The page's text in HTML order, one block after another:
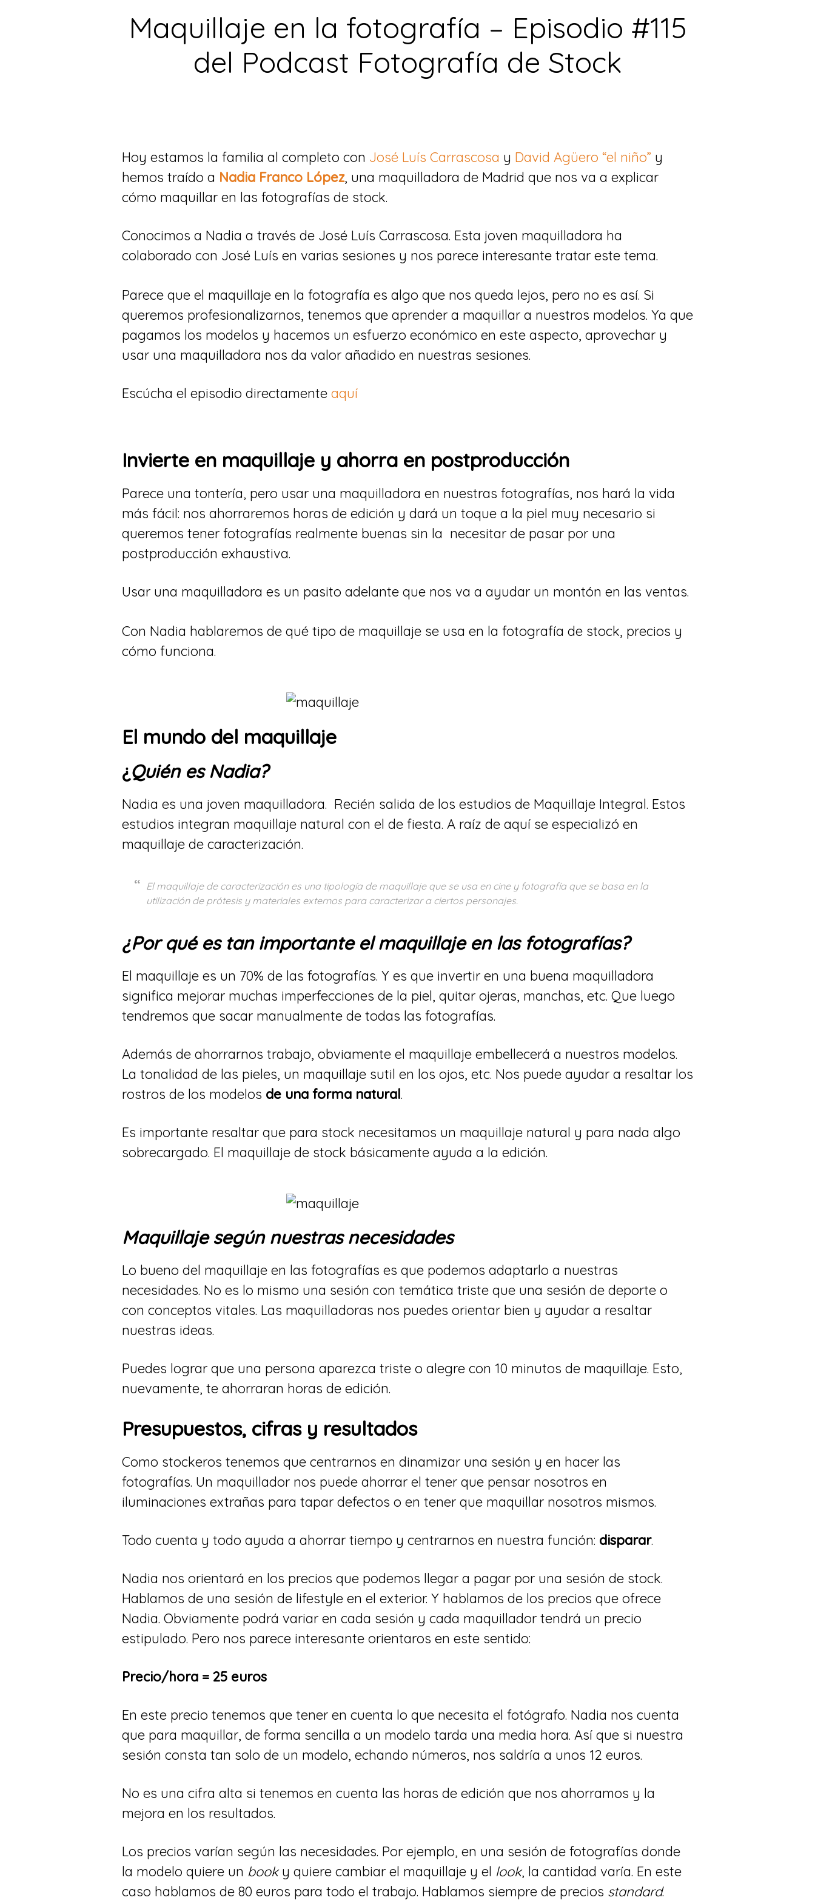
Maquillaje en la fotografía – Episodio #115
del Podcast Fotografía de Stock
Hoy estamos la familia al completo con José Luís Carrascosa y David Agüero “el niño” y
hemos traído a Nadia Franco López, una maquilladora de Madrid que nos va a explicar
cómo maquillar en las fotografías de stock.
Conocimos a Nadia a través de José Luís Carrascosa. Esta joven maquilladora ha
colaborado con José Luís en varias sesiones y nos parece interesante tratar este tema.
Parece que el maquillaje en la fotografía es algo que nos queda lejos, pero no es así. Si
queremos profesionalizarnos, tenemos que aprender a maquillar a nuestros modelos. Ya que
pagamos los modelos y hacemos un esfuerzo económico en este aspecto, aprovechar y
usar una maquilladora nos da valor añadido en nuestras sesiones.
Escúcha el episodio directamente aquí
​Invierte en maquillaje y ahorra en postproducción
Parece una tontería, pero usar una maquilladora en nuestras fotografías, nos hará la vida
más fácil: nos ahorraremos horas de edición y dará un toque a la piel muy necesario si
queremos tener fotografías realmente buenas sin la necesitar de pasar por una
postproducción exhaustiva.
Usar una maquilladora es un pasito adelante que nos va a ayudar un montón en las ventas.
Con Nadia hablaremos de qué tipo de maquillaje se usa en la fotografía de stock, precios y
cómo funciona.
El mundo del maquillaje
¿Quién es Nadia?
Nadia es una joven maquilladora. Recién salida de los estudios de Maquillaje Integral. Estos
estudios integran maquillaje natural con el de fiesta. A raíz de aquí se especializó en
maquillaje de caracterización.
El maquillaje de caracterización es una tipología de maquillaje que se usa en cine y fotografía que se basa en la
utilización de prótesis y materiales externos para caracterizar a ciertos personajes.
¿Por qué es tan importante el maquillaje en las fotografías?
El maquillaje es un 70% de las fotografías. Y es que invertir en una buena maquilladora
significa mejorar muchas imperfecciones de la piel, quitar ojeras, manchas, etc. Que luego
tendremos que sacar manualmente de todas las fotografías.
Además de ahorrarnos trabajo, obviamente el maquillaje embellecerá a nuestros modelos.
La tonalidad de las pieles, un maquillaje sutil en los ojos, etc. Nos puede ayudar a resaltar los
rostros de los modelos de una forma natural.
Es importante resaltar que para stock necesitamos un maquillaje natural y para nada algo
sobrecargado. El maquillaje de stock básicamente ayuda a la edición.
Maquillaje según nuestras necesidades
Lo bueno del maquillaje en las fotografías es que podemos adaptarlo a nuestras
necesidades. No es lo mismo una sesión con temática triste que una sesión de deporte o
con conceptos vitales. Las maquilladoras nos puedes orientar bien y ayudar a resaltar
nuestras ideas.
Puedes lograr que una persona aparezca triste o alegre con 10 minutos de maquillaje. Esto,
nuevamente, te ahorraran horas de edición.
Presupuestos, cifras y resultados
Como stockeros tenemos que centrarnos en dinamizar una sesión y en hacer las
fotografías. Un maquillador nos puede ahorrar el tener que pensar nosotros en
iluminaciones extrañas para tapar defectos o en tener que maquillar nosotros mismos.
Todo cuenta y todo ayuda a ahorrar tiempo y centrarnos en nuestra función: disparar.
Nadia nos orientará en los precios que podemos llegar a pagar por una sesión de stock.
Hablamos de una sesión de lifestyle en el exterior. Y hablamos de los precios que ofrece
Nadia. Obviamente podrá variar en cada sesión y cada maquillador tendrá un precio
estipulado. Pero nos parece interesante orientaros en este sentido:
Precio/hora = 25 euros
En este precio tenemos que tener en cuenta lo que necesita el fotógrafo. Nadia nos cuenta
que para maquillar, de forma sencilla a un modelo tarda una media hora. Así que si nuestra
sesión consta tan solo de un modelo, echando números, nos saldría a unos 12 euros.
No es una cifra alta si tenemos en cuenta las horas de edición que nos ahorramos y la
mejora en los resultados.
Los precios varían según las necesidades. Por ejemplo, en una sesión de fotografías donde
la modelo quiere un booky quiere cambiar el maquillaje y el look, la cantidad varía. En este
caso hablamos de 80 euros para todo el trabajo. Hablamos siempre de precios standard.